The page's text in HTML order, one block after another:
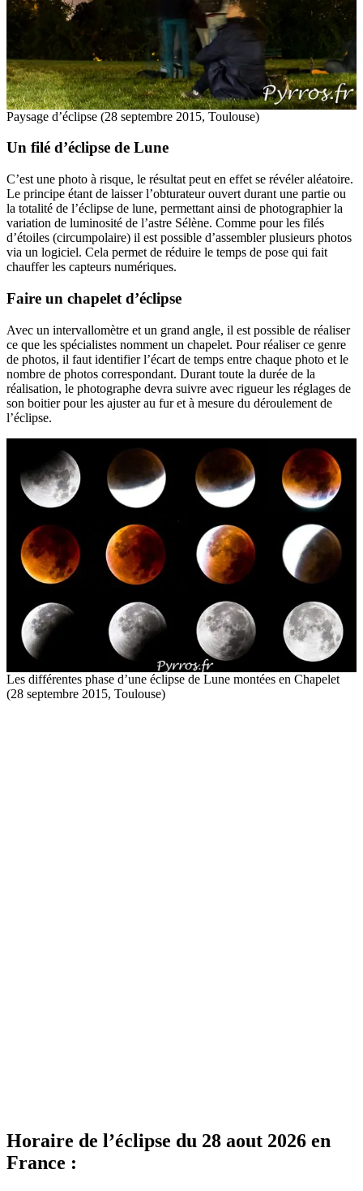
Paysage d’éclipse (28 septembre 2015, Toulouse)
Un filé d’éclipse de Lune
C’est une photo à risque, le résultat peut en effet se révéler aléatoire.
Le principe étant de laisser l’obturateur ouvert durant une partie ou
la totalité de l’éclipse de lune, permettant ainsi de photographier la
variation de luminosité de l’astre Sélène. Comme pour les filés
d’étoiles (circumpolaire) il est possible d’assembler plusieurs photos
via un logiciel. Cela permet de réduire le temps de pose qui fait
chauffer les capteurs numériques.
Faire un chapelet d’éclipse
Avec un intervallomètre et un grand angle, il est possible de réaliser
ce que les spécialistes nomment un chapelet. Pour réaliser ce genre
de photos, il faut identifier l’écart de temps entre chaque photo et le
nombre de photos correspondant. Durant toute la durée de la
réalisation, le photographe devra suivre avec rigueur les réglages de
son boitier pour les ajuster au fur et à mesure du déroulement de
l’éclipse.
Les différentes phase d’une éclipse de Lune montées en Chapelet
(28 septembre 2015, Toulouse)
Horaire de l’éclipse du 28 aout 2026 en
France :